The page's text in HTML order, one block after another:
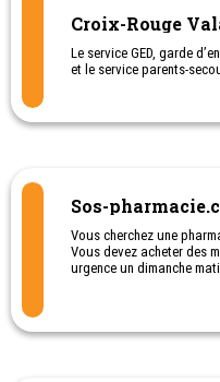
Croix-Rouge
Le service GED, garde
et le service parents-
travailler et ou si les
Prévention santé,
Sos-
Vous cherchez une
Vous devez acheter des
urgence un dimanche